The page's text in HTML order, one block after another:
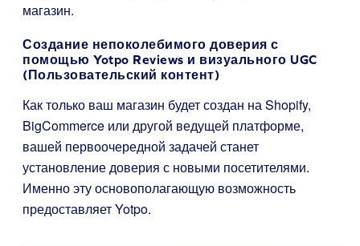
магазин.
Создание непоколебимого доверия с
помощью Yotpo Reviews и визуального UGC
(Пользовательский контент)
Как только ваш магазин будет создан на Shopify,
BigCommerce или другой ведущей платформе,
вашей первоочередной задачей станет
установление доверия с новыми посетителями.
Именно эту основополагающую возможность
предоставляет Yotpo.